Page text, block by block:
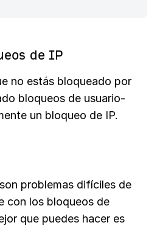
de IP
no estás bloqueado por
bloqueos de usuario-
un bloqueo de IP.
problemas difíciles de
con los bloqueos de
que puedes hacer es